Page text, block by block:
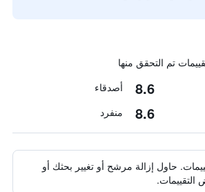
8.6 أصدقاء
8.6 منفرد
حاول إزالة مرشح أو تغيير بحثك أو